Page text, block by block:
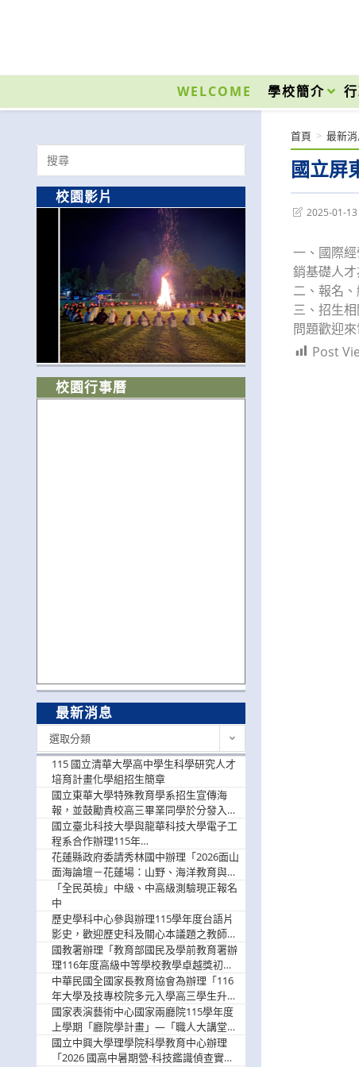
內
WELCOME 學校簡介
國立屏
首頁 > 最新
Post2025-01-13
一、國際
銷基礎人才
二、報名
三、招生
問題歡迎
Post
Search
for:
校園影片
校園行事曆
最新消息
選取分類
115 國立清華大學高中學生科學研究人才
培育計畫化學組招生簡章
國立東華大學特殊教育學系招生宣傳海
報，並鼓勵貴校高三畢業同學於分發入學
階段踴躍選填。
國立臺北科技大學與龍華科技大學電子工
程系合作辦理115年
「115.08.10~08.12「AI賦能應用於智慧半
導體研習營」，歡迎學生踴躍報名參加
花蓮縣政府委請秀林國中辦理「2026面山
面海論壇－花蓮場：山野、海洋教育與戶
外安全實務課程」，歡迎踴躍報名參加
「全民英檢」中級、中高級測驗現正報名
中
歷史學科中心參與辦理115學年度台語片
影史，歡迎歷史科及關心本議題之教師踴
躍報名參加
國教署辦理「教育部國民及學前教育署辦
理116年度高級中等學校教學卓越獎初選
實施計畫」，鼓勵教師踴躍報名
中華民國全國家長教育協會為辦理「116
年大學及技專校院多元入學高三學生升學
輔導家長說明會」
國家表演藝術中心國家兩廳院115學年度
上學期「廳院學計畫」—「職人大講堂」
及「一日體驗課程」，鼓勵踴躍報名參
與。
國立中興大學理學院科學教育中心辦理
「2026 國高中暑期營-科技鑑識偵查實戰